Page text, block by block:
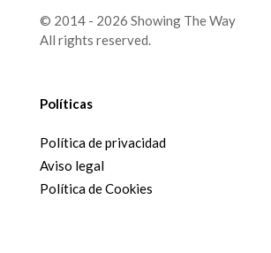
© 2014 - 2026 Showing The Way
All rights reserved.
Políticas
Política de privacidad
Aviso legal
Política de Cookies